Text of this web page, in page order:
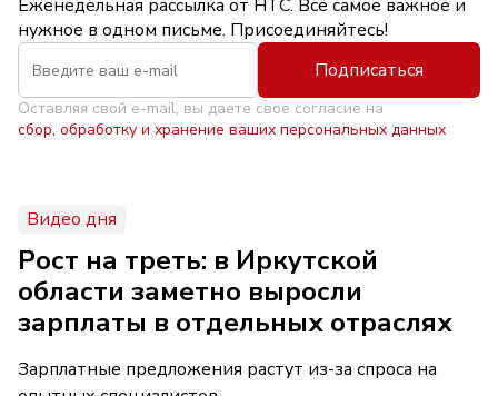
Еженедельная рассылка от НТС. Всё самое важное и
нужное в одном письме. Присоединяйтесь!
Подписаться
Оставляя свой e-mail, вы даете свое согласие на
сбор, обработку и хранение ваших персональных данных
Видео дня
Рост на треть: в Иркутской
области заметно выросли
зарплаты в отдельных отраслях
Зарплатные предложения растут из-за спроса на